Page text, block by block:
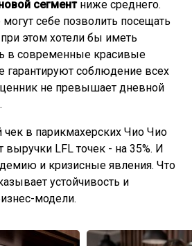
сегмент ниже среднего.
себе позволить посещать
этом хотели бы иметь
в современные красивые
гарантируют соблюдение всех
не превышает дневной
чек в парикмахерских Чио Чио
выручки LFL точек - на 35%. И
и кризисные явления. Что
устойчивость и
модели.